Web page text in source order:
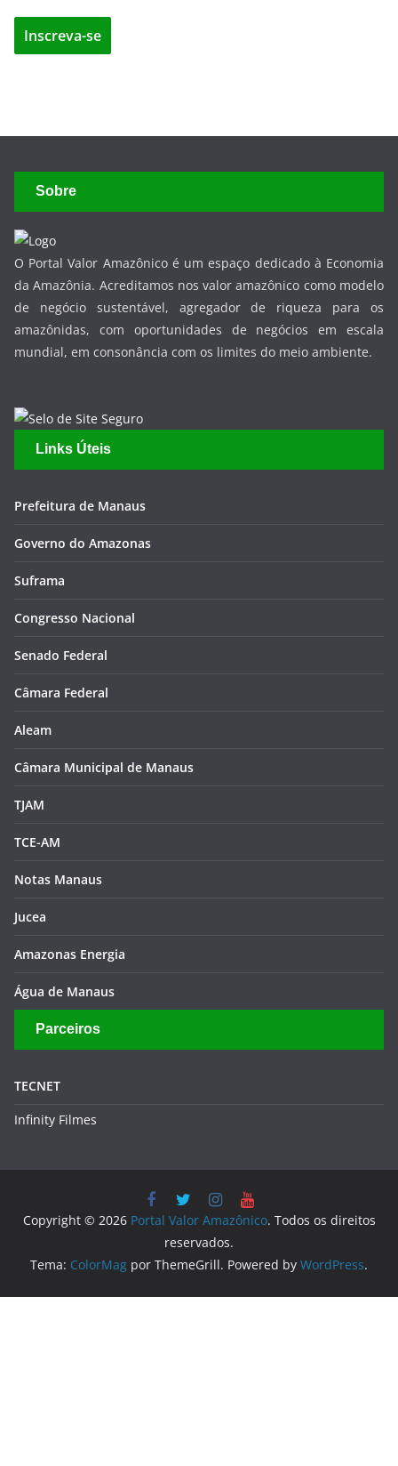
Sobre
O Portal Valor Amazônico é um espaço dedicado à Economia
da Amazônia. Acreditamos nos valor amazônico como modelo
de negócio sustentável, agregador de riqueza para os
amazônidas, com oportunidades de negócios em escala
mundial, em consonância com os limites do meio ambiente.
Links Úteis
Prefeitura de Manaus
Governo do Amazonas
Suframa
Congresso Nacional
Senado Federal
Câmara Federal
Aleam
Câmara Municipal de Manaus
TJAM
TCE-AM
Notas Manaus
Jucea
Amazonas Energia
Água de Manaus
Parceiros
TECNET
Infinity Filmes
Copyright © 2026 Portal Valor Amazônico. Todos os direitos
reservados.
Tema: ColorMag por ThemeGrill. Powered by WordPress.